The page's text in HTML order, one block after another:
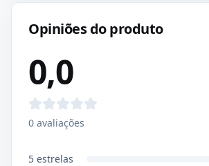
Opiniões do produto
0,0
0 avaliações
5 estrelas